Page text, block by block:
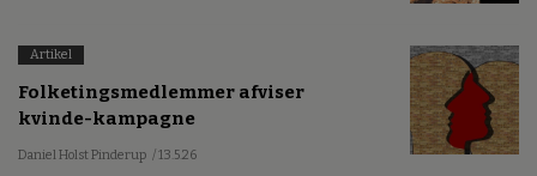
Artikel
Folketingsmedlemmer afviser
kvinde-kampagne
Daniel Holst Pinderup / 13.5.26